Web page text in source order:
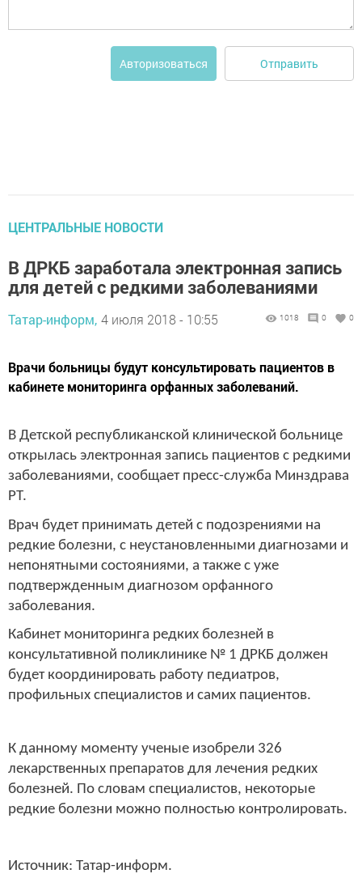
Авторизоваться Отправить
ЦЕНТРАЛЬНЫЕ НОВОСТИ
В ДРКБ заработала электронная запись
для детей с редкими заболеваниями
Татар-информ, 4 июля 2018 - 10:55 1018 0 0
Врачи больницы будут консультировать пациентов в
кабинете мониторинга орфанных заболеваний.
В Детской республиканской клинической больнице
открылась электронная запись пациентов с редкими
заболеваниями, сообщает пресс-служба Минздрава
РТ.
Врач будет принимать детей с подозрениями на
редкие болезни, с неустановленными диагнозами и
непонятными состояниями, а также с уже
подтвержденным диагнозом орфанного
заболевания.
Кабинет мониторинга редких болезней в
консультативной поликлинике № 1 ДРКБ должен
будет координировать работу педиатров,
профильных специалистов и самих пациентов.
К данному моменту ученые изобрели 326
лекарственных препаратов для лечения редких
болезней. По словам специалистов, некоторые
редкие болезни можно полностью контролировать.
Источник: Татар-информ.